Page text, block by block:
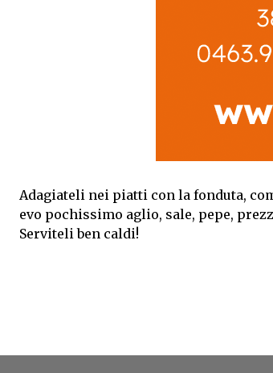
Adagiateli nei piatti con la fonduta,
evo pochissimo aglio, sale, pepe,
Serviteli ben caldi!